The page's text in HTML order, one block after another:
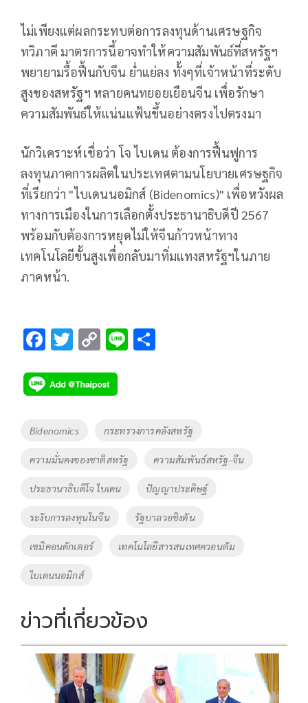
ไม่เพียงแต่ผลกระทบต่อการลงทุนด้านเศรษฐกิจ
ทวิภาคี มาตรการนี้อาจทำให้ความสัมพันธ์ที่สหรัฐฯ
พยายามรื้อฟื้นกับจีน ย่ำแย่ลง ทั้งๆที่เจ้าหน้าที่ระดับ
สูงของสหรัฐฯ หลายคนทยอยเยือนจีน เพื่อรักษา
ความสัมพันธ์ให้แน่นแฟ้นขึ้นอย่างตรงไปตรงมา
นักวิเคราะห์เชื่อว่า โจ ไบเดน ต้องการฟื้นฟูการ
ลงทุนภาคการผลิตในประเทศตามนโยบายเศรษฐกิจ
ที่เรียกว่า "ไบเดนนอมิกส์ (Bidenomics)" เพื่อหวังผล
ทางการเมืองในการเลือกตั้งประธานาธิบดีปี 2567
พร้อมกับต้องการหยุดไม่ให้จีนก้าวหน้าทาง
เทคโนโลยีขั้นสูงเพื่อกลับมาทิ่มแทงสหรัฐฯในภาย
ภาคหน้า.
F
e
b
o
o
k
T
tt
er
C
p
y
Li
n
k
Li
Tags
Bidenomics กระทรวงการคลังสหรัฐ
ความมั่นคงของชาติสหรัฐ ความสัมพันธ์สหรัฐ-จีน
ประธานาธิบดีโจ ไบเดน ปัญญาประดิษฐ์
ระงับการลงทุนในจีน รัฐบาลวอชิงตัน
เซมิคอนดักเตอร์ เทคโนโลยีสารสนเทศควอนตัม
ไบเดนนอมิกส์
ข่าวที่เกี่ยวข้อง